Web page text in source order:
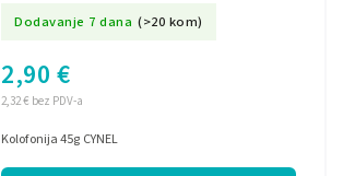
Dodavanje 7 dana (>20 kom)
2,32 € bez PDV-a
2,90 €
Kolofonija 45g CYNEL